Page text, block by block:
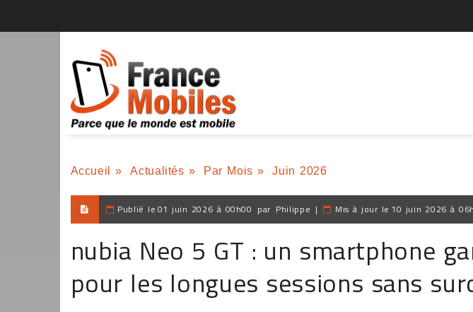
Accueil » Actualités » Par Mois » Juin 2026
Publié le 01 juin 2026 à 00h00 par Philippe | Mis à jour le 10 juin 2026 à
nubia Neo 5 GT : un smartphone
pour les longues sessions sans